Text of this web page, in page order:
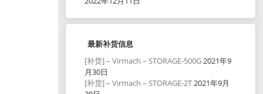
最新补货信息
[补货] – Virmach – STORAGE-500G2021年9
月30日
[补货] – Virmach – STORAGE-2T2021年9月